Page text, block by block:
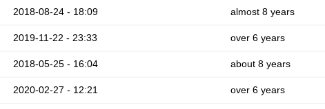
2018-08-24 - 18:09 almost 8 years
2019-11-22 - 23:33 over 6 years
2018-05-25 - 16:04 about 8 years
2020-02-27 - 12:21 over 6 years